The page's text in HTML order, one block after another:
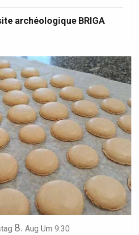
archéologique BRIGA
8. Aug Um 9:30